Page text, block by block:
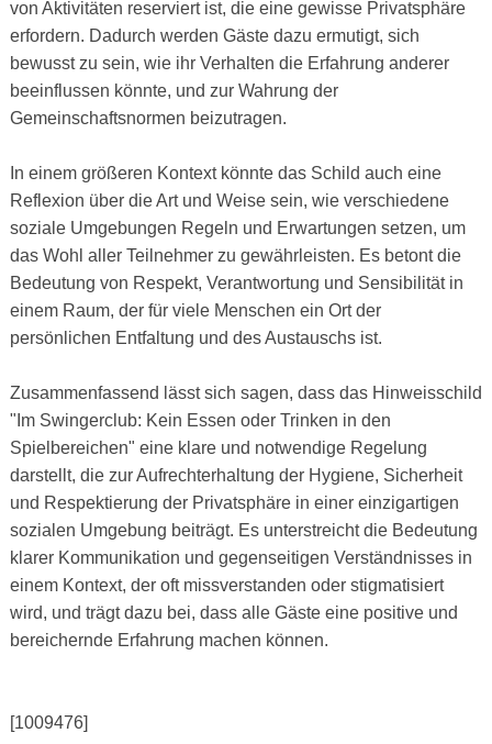
von Aktivitäten reserviert ist, die eine gewisse Privatsphäre
erfordern. Dadurch werden Gäste dazu ermutigt, sich
bewusst zu sein, wie ihr Verhalten die Erfahrung anderer
beeinflussen könnte, und zur Wahrung der
Gemeinschaftsnormen beizutragen.
In einem größeren Kontext könnte das Schild auch eine
Reflexion über die Art und Weise sein, wie verschiedene
soziale Umgebungen Regeln und Erwartungen setzen, um
das Wohl aller Teilnehmer zu gewährleisten. Es betont die
Bedeutung von Respekt, Verantwortung und Sensibilität in
einem Raum, der für viele Menschen ein Ort der
persönlichen Entfaltung und des Austauschs ist.
Zusammenfassend lässt sich sagen, dass das Hinweisschild
"Im Swingerclub: Kein Essen oder Trinken in den
Spielbereichen" eine klare und notwendige Regelung
darstellt, die zur Aufrechterhaltung der Hygiene, Sicherheit
und Respektierung der Privatsphäre in einer einzigartigen
sozialen Umgebung beiträgt. Es unterstreicht die Bedeutung
klarer Kommunikation und gegenseitigen Verständnisses in
einem Kontext, der oft missverstanden oder stigmatisiert
wird, und trägt dazu bei, dass alle Gäste eine positive und
bereichernde Erfahrung machen können.
[1009476]